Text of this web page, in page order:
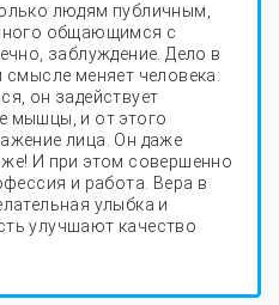
людям публичным,
общающимся с
заблуждение. Дело в
меняет человека:
он задействует
мышцы, и от этого
лица. Он даже
И при этом совершенно
и работа. Вера в
улыбка и
улучшают качество